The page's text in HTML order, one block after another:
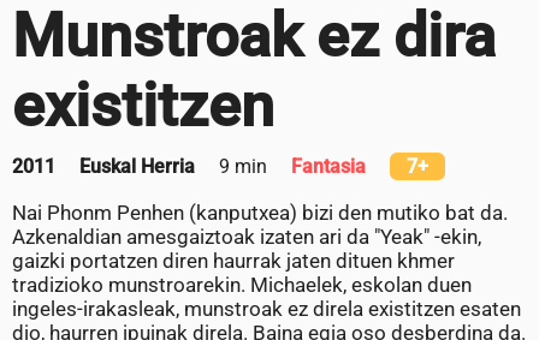
Munstroak ez dira
existitzen
2011 Euskal Herria 9 min Fantasia 7+
Nai Phonm Penhen (kanputxea) bizi den mutiko bat da.
Azkenaldian amesgaiztoak izaten ari da "Yeak" -ekin,
gaizki portatzen diren haurrak jaten dituen khmer
tradizioko munstroarekin. Michaelek, eskolan duen
ingeles-irakasleak, munstroak ez direla existitzen esaten
dio, haurren ipuinak direla. Baina egia oso desberdina da.